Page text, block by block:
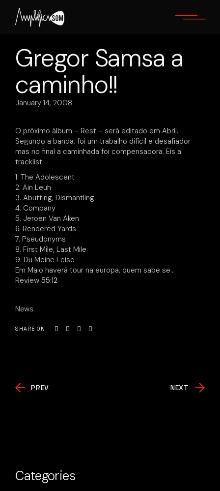
content
Gregor Samsa a
caminho!!
January 14, 2008
O próximo álbum – Rest – será editado em Abril.
Segundo a banda, foi um trabalho difícil e desafiador
mas no final a caminhada foi compensadora. Eis a
tracklist:
1. The Adolescent
2. Ain Leuh
3. Abutting, Dismantling
4. Company
5. Jeroen Van Aken
6. Rendered Yards
7. Pseudonyms
8. First Mile, Last Mile
9. Du Meine Leise
Em Maio haverá tour na europa, quem sabe se…
Review55:12
News
SHARE ON
PREV NEXT
Categories